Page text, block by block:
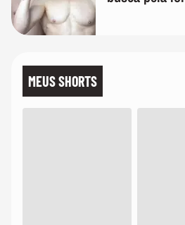
MEUS SHORTS